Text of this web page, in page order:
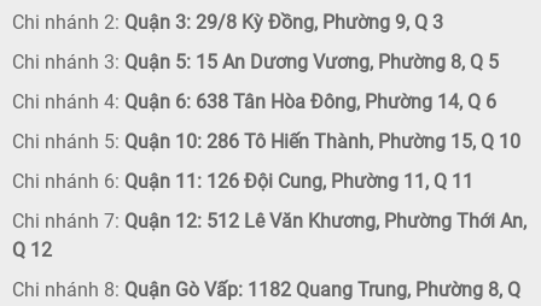
Chi nhánh 2: Quận 3: 29/8 Kỳ Đồng, Phường 9, Q 3
Chi nhánh 3: Quận 5: 15 An Dương Vương, Phường 8, Q 5
Chi nhánh 4: Quận 6: 638 Tân Hòa Đông, Phường 14, Q 6
Chi nhánh 5: Quận 10: 286 Tô Hiến Thành, Phường 15, Q 10
Chi nhánh 6: Quận 11: 126 Đội Cung, Phường 11, Q 11
Chi nhánh 7: Quận 12: 512 Lê Văn Khương, Phường Thới An,
Q 12
Chi nhánh 8: Quận Gò Vấp: 1182 Quang Trung, Phường 8, Q